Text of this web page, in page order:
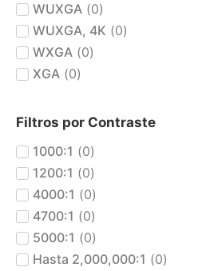
WUXGA (0)
WUXGA, 4K (0)
WXGA (0)
XGA (0)
Filtros por Contraste
1000:1 (0)
1200:1 (0)
4000:1 (0)
4700:1 (0)
5000:1 (0)
Hasta 2,000,000:1 (0)